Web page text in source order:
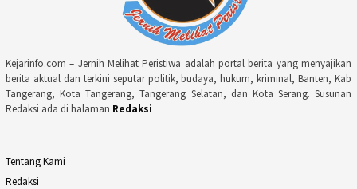
Kejarinfo.com – Jernih Melihat Peristiwa adalah portal berita yang menyajikan
berita aktual dan terkini seputar politik, budaya, hukum, kriminal, Banten, Kab
Tangerang, Kota Tangerang, Tangerang Selatan, dan Kota Serang. Susunan
Redaksi ada di halaman Redaksi
Tentang Kami
Redaksi